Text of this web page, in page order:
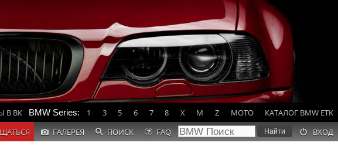
В ВК BMW Series: 1 3 5 6 7 8 X M Z MOTO
КАТАЛОГ BMW ETK
ГАЛЕРЕЯ ПОИСК FAQ ВХОД